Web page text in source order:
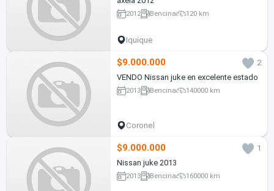
2012 Bencina 120 km
Iquique
$9.000.000
2
VENDO Nissan juke en excelente estado
2013 Bencina 140000 km
Coronel
$9.000.000
1
Nissan juke 2013
2013 Bencina 160000 km